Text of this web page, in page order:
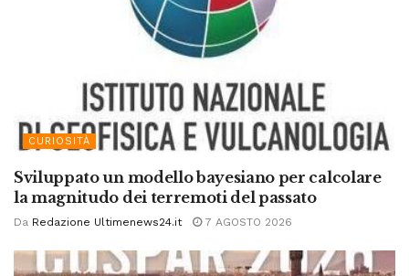
CURIOSITÀ
Sviluppato un modello bayesiano per calcolare
la magnitudo dei terremoti del passato
Da Redazione Ultimenews24.it 7 AGOSTO 2026